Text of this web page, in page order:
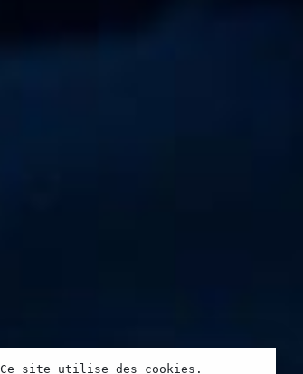
Ce site utilise des cookies.